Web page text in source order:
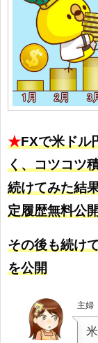
★FXで米ドル
く、コツコツ
続けてみた結
定履歴無料公
その後も続け
を公開
主婦